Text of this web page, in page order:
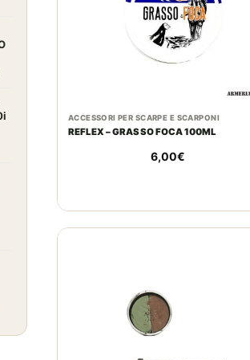
prezzo
ACCESSORI PER SCARPE E SCARPONI
REFLEX – GRASSO FOCA 100ML
6,00€